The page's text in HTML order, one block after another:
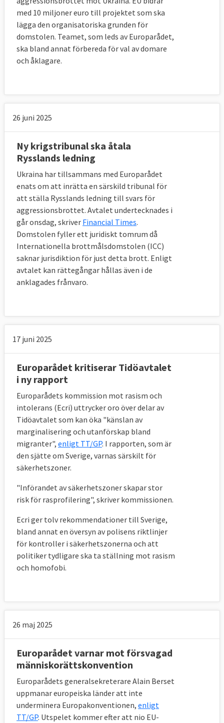
med 10 miljoner euro till projektet som ska
lägga den organisatoriska grunden för
domstolen. Teamet, som leds av Europarådet,
ska bland annat förbereda för val av domare
och åklagare.
26 juni 2025
Ny krigstribunal ska åtala
Rysslands ledning
Ukraina har tillsammans med Europarådet
enats om att inrätta en särskild tribunal för
att ställa Rysslands ledning till svars för
aggressionsbrottet. Avtalet undertecknades i
går onsdag, skriver Financial Times.
Domstolen fyller ett juridiskt tomrum då
Internationella brottmålsdomstolen (ICC)
saknar jurisdiktion för just detta brott. Enligt
avtalet kan rättegångar hållas även i de
anklagades frånvaro.
17 juni 2025
Europarådet kritiserar Tidöavtalet
i ny rapport
Europarådets kommission mot rasism och
intolerans (Ecri) uttrycker oro över delar av
Tidöavtalet som kan öka "känslan av
marginalisering och utanförskap bland
migranter", enligt TT/GP. I rapporten, som är
den sjätte om Sverige, varnas särskilt för
säkerhetszoner.
"Införandet av säkerhetszoner skapar stor
risk för rasprofilering", skriver kommissionen.
Ecri ger tolv rekommendationer till Sverige,
bland annat en översyn av polisens riktlinjer
för kontroller i säkerhetszonerna och att
politiker tydligare ska ta ställning mot rasism
och homofobi.
26 maj 2025
Europarådet varnar mot försvagad
människorättskonvention
Europarådets generalsekreterare Alain Berset
uppmanar europeiska länder att inte
underminera Europakonventionen, enligt
TT/GP. Utspelet kommer efter att nio EU-